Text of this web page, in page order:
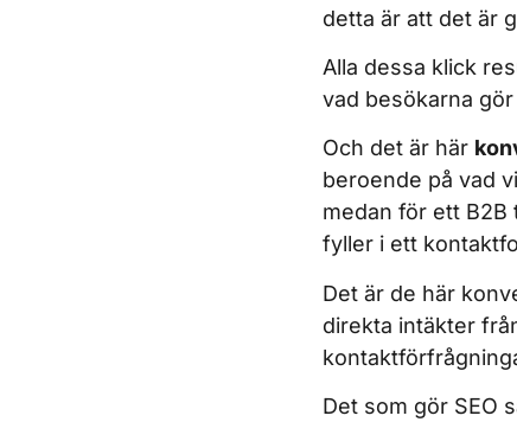
detta är att det är
Alla dessa klick
vad besökarna
Och det är här
beroende på vad
medan för ett B2B
fyller i ett
Det är de här
direkta intäkter
Det som gör SEO